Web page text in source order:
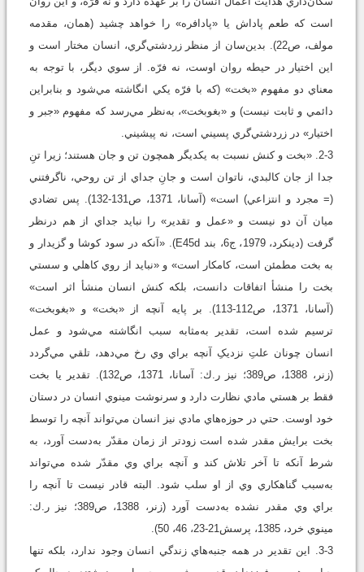
است که طعم پاداش يا «پادافره» را خواهد چشيد (همان، مقدمه
مولف، ص22). بدين‌سان از منظر زردشتي‌گري، انسان مختار است و
اين اختيار در حيطه روان اوست، نه فرّه. از سوي ديگر، با توجه به
معناي دو مفهوم «بخت» (که با فرّه يکي انگاشته مي‌شود و بنابراين
دائمي و ثابت نيست) و «بغوبخت»، به‌نظر مي‌رسد که مفهوم «جبر و
اختيار» در زردشتي‌گري پسيني است، نه پيشيني.
2-3. «بخت و کنش نسبت به يکديگر همچون تن و جان هستند؛ زيرا تنِ
جدا از جان کالبدي، ناتوان است و جانِ جداي از تن روحي، ناگرفتني
(= مجرد و انتزاعي) است» (آسانا، 1371، ص131-132). پس تضادي
ميان آن دو نيست و «عمل و تقدير» را نبايد جداي از هم درنظر
گرفت (دينکرد، 1979، ج6، بند E45d). «آنکه در سود کوشا و گزيدار و
به بخت مطمئن است، کامکار است» و «نبايد از روي کاهلي و سستي
بخت را منشأ اتفاقات دانست، بلکه کنش انسان منشأ اثر است»
(آسانا، 1371، ص112-113). بر پايه آنچه از «بخت» و «بغوبخت»
ترسيم شده است، تقدير به‌مثابه سبب انگاشته مي‌شود و عمل
انسان چونان علتِ نزديکِ آنچه براي وي رخ مي‌دهد، تلقي مي‌گردد
(زنر، 1388، ص389؛ نيز ر.ك: آسانا، 1371، ص132). تقدير يا بخت
فقط بر هستي مادي نظارت دارد و سرنوشت مينوي انسان در دستان
خود اوست. حتي در حوزه‌هاي مادي نيز انسان مي‌تواند آنچه را توسط
بخت برايش مقدر شده است زودتر از زمان مقدّر به‌دست آورد، به
شرط آنکه تا آخر تلاش کند و آنچه براي وي مقدّر شده مي‌تواند
به‌سبب گناهکاري وي از او سلب شود. البته قادر نيست تا آنچه را
براي وي مقدر نشده به‌دست آورد (زنر، 1388، ص389؛ نيز ر.ك:
مينوي خرد، 1385، پرسش21-23، 46، 50).
3-3. اين تقدير در همه جنبه‌هاي زندگي انسان وجود ندارد، بلکه تنها